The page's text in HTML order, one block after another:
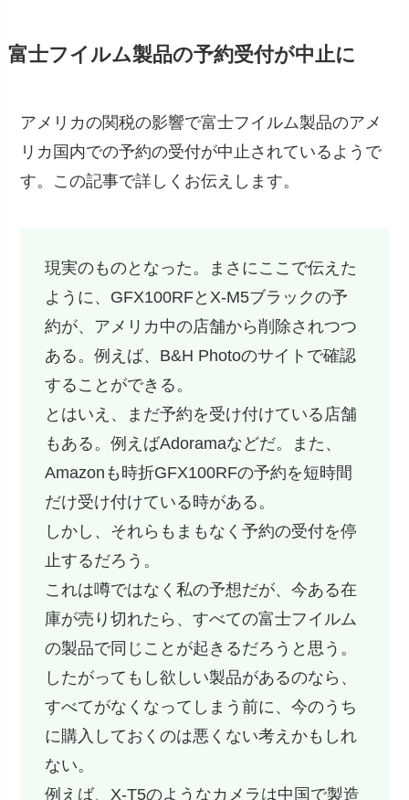
富士フイルム製品の予約受付が中止に
アメリカの関税の影響で富士フイルム製品のアメ
リカ国内での予約の受付が中止されているようで
す。この記事で詳しくお伝えします。
現実のものとなった。まさにここで伝えた
ように、GFX100RFとX-M5ブラックの予
約が、アメリカ中の店舗から削除されつつ
ある。例えば、B&H Photoのサイトで確認
することができる。
とはいえ、まだ予約を受け付けている店舗
もある。例えばAdoramaなどだ。また、
Amazonも時折GFX100RFの予約を短時間
だけ受け付けている時がある。
しかし、それらもまもなく予約の受付を停
止するだろう。
これは噂ではなく私の予想だが、今ある在
庫が売り切れたら、すべての富士フイルム
の製品で同じことが起きるだろうと思う。
したがってもし欲しい製品があるのなら、
すべてがなくなってしまう前に、今のうち
に購入しておくのは悪くない考えかもしれ
ない。
例えば、X-T5のようなカメラは中国で製造